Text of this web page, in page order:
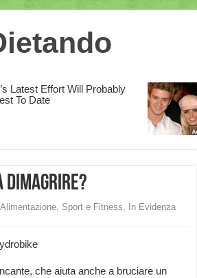
dimagrire?
Alimentazione, Sport e Fitness,
In Evidenza
che aiuta anche a bruciare un